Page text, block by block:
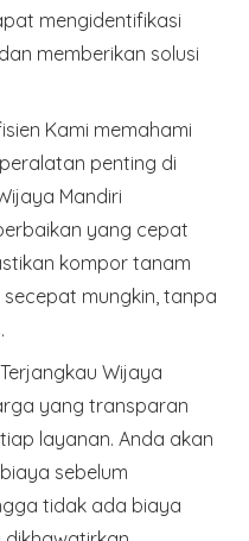
mengidentifikasi
memberikan solusi
Kami memahami
penting di
Mandiri
yang cepat
kompor tanam
mungkin, tanpa
Wijaya
yang transparan
layanan. Anda akan
sebelum
tidak ada biaya